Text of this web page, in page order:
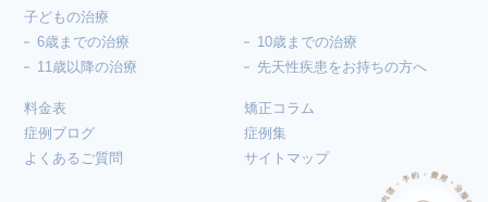
子どもの治療
6歳までの治療
10歳までの治療
11歳以降の治療
先天性疾患をお持ちの方へ
料金表
矯正コラム
症例ブログ
症例集
よくあるご質問
サイトマップ